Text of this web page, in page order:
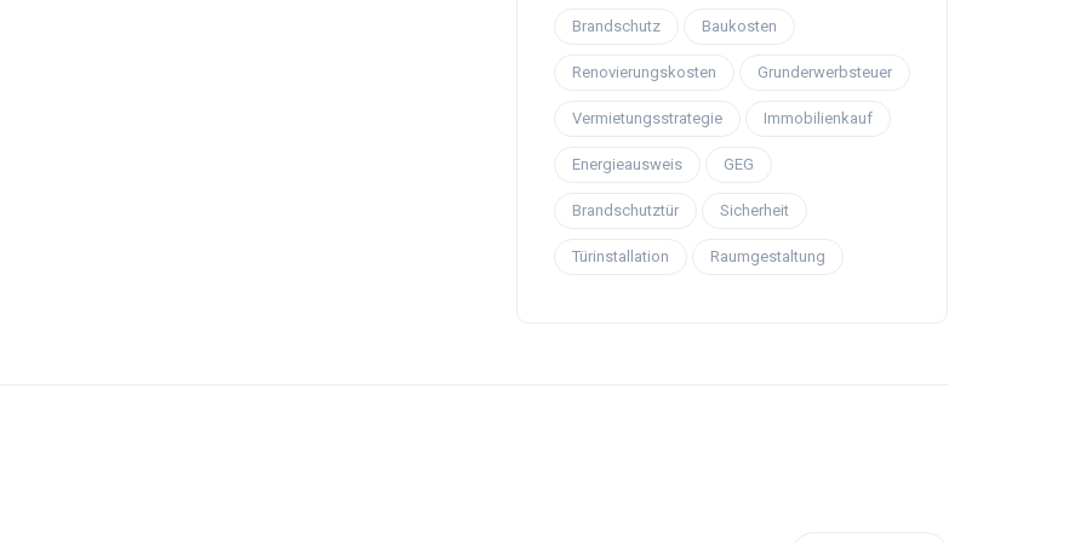
Brandschutz Baukosten
Renovierungskosten Grunderwerbsteuer
Vermietungsstrategie Immobilienkauf
Energieausweis GEG
Brandschutztür Sicherheit
Türinstallation Raumgestaltung